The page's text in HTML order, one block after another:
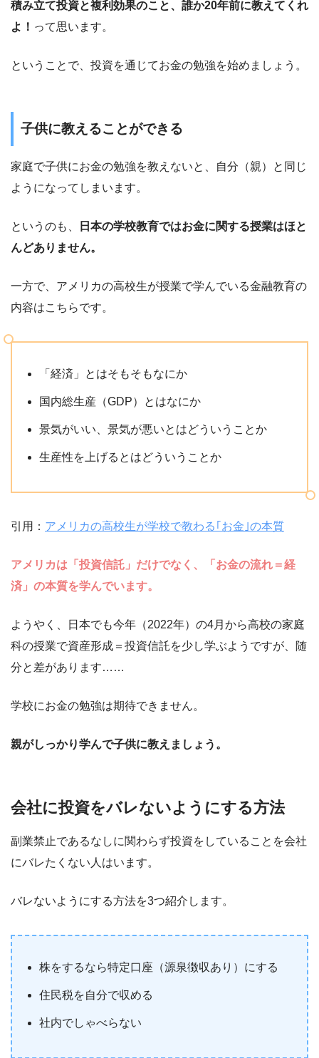
積み立て投資と複利効果のこと、誰か20年前に教えてくれ
よ！ って思います。
ということで、投資を通じてお金の勉強を始めましょう。
子供に教えることができる
家庭で子供にお金の勉強を教えないと、自分（親）と同じ
ようになってしまいます。
というのも、
日本の学校教育ではお金に関する授業はほと
んどありません。
一方で、アメリカの高校生が授業で学んでいる金融教育の
内容はこちらです。
「経済」とはそもそもなにか
国内総生産（GDP）とはなにか
景気がいい、景気が悪いとはどういうことか
生産性を上げるとはどういうことか
引用： アメリカの高校生が学校で教わる｢お金｣の本質
アメリカは「投資信託」だけでなく、「お金の流れ＝経
済」の本質を学んでいます。
ようやく、日本でも今年（2022年）の4月から高校の家庭
科の授業で資産形成＝投資信託を少し学ぶようですが、随
分と差があります……
学校にお金の勉強は期待できません。
親がしっかり学んで子供に教えましょう。
会社に投資をバレないようにする方法
副業禁止であるなしに関わらず投資をしていることを会社
にバレたくない人はいます。
バレないようにする方法を3つ紹介します。
株をするなら特定口座（源泉徴収あり）にする
住民税を自分で収める
社内でしゃべらない